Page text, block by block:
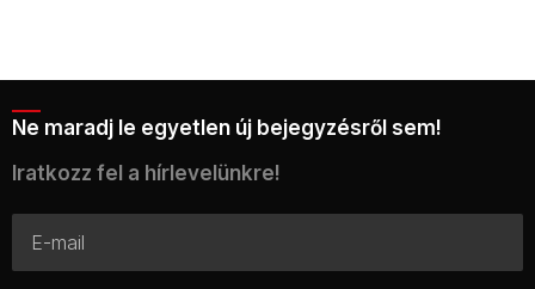
Ne maradj le egyetlen új bejegyzésről sem!
Iratkozz fel a hírlevelünkre!